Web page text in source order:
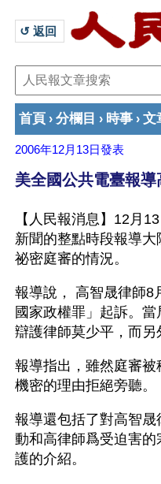
↺ 返回
首頁 › 分欄目 › 時事 › 文
2006年12月13日發表
美全國公共電臺報
【人民報消息】12月
新聞的整點時段報導
祕密庭審的情況。
報導說， 高智晟律師8
國家政權罪」起訴。
辯護律師莫少平，而另
報導指出，雖然庭審
機密的理由拒絕旁聽。
報導還包括了對高智
動和高律師爲受迫害
護的介紹。